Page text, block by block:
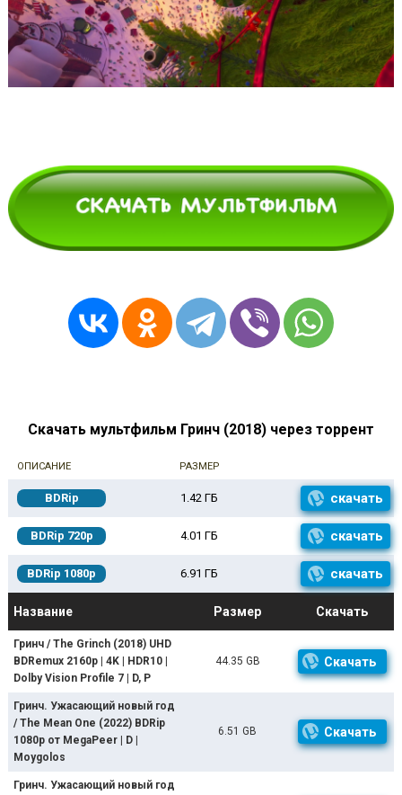
Скачать мультфильм Гринч (2018) через торрент
ОПИСАНИЕ РАЗМЕР
BDRip 1.42 ГБ скачать
BDRip 720p 4.01 ГБ скачать
BDRip 1080p 6.91 ГБ скачать
Название Размер Скачать
Гринч / The Grinch (2018) UHD
BDRemux 2160p | 4K | HDR10 |
Dolby Vision Profile 7 | D, P
44.35 GB Скачать
Гринч. Ужасающий новый год
/ The Mean One (2022) BDRip
1080p от MegaPeer | D |
Moygolos
6.51 GB Скачать
Гринч. Ужасающий новый год